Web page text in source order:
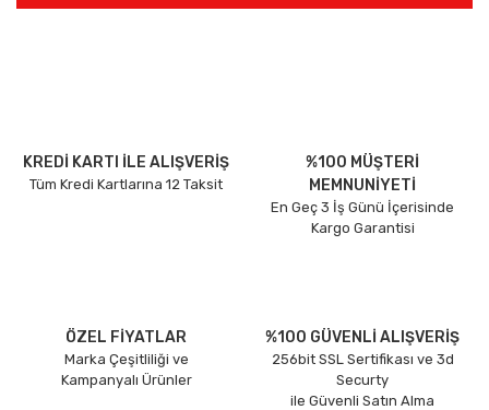
KREDİ KARTI İLE ALIŞVERİŞ
Tüm Kredi Kartlarına 12 Taksit
%100 MÜŞTERİ
MEMNUNİYETİ
En Geç 3 İş Günü İçerisinde
Kargo Garantisi
ÖZEL FİYATLAR
Marka Çeşitliliği ve
Kampanyalı Ürünler
%100 GÜVENLİ ALIŞVERİŞ
256bit SSL Sertifikası ve 3d
Securty
ile Güvenli Satın Alma